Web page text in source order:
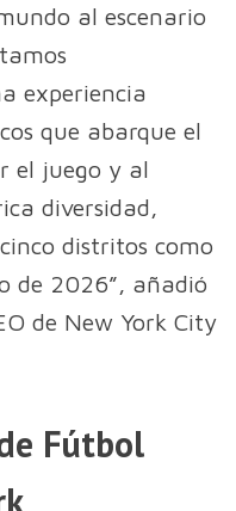
al escenario
experiencia
que abarque el
el juego y al
diversidad,
distritos como
de 2026”, añadió
de New York City
Fútbol